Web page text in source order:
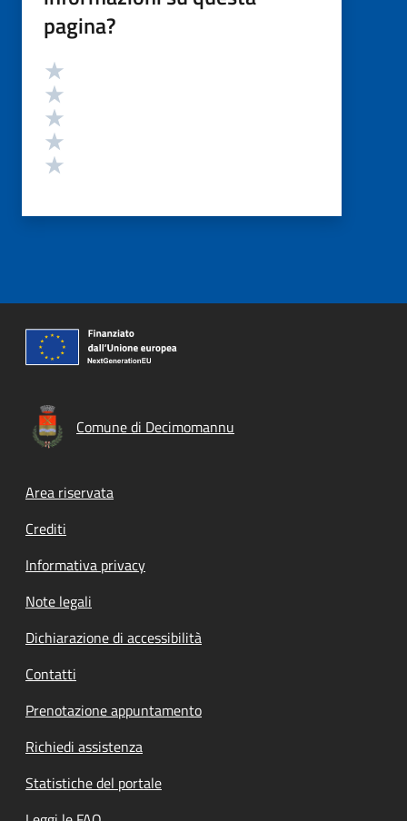
pagina?
Valutazione
Comune di Decimomannu
Footer menu
Area riservata
Crediti
Informativa privacy
Note legali
Dichiarazione di accessibilità
Contatti
Prenotazione appuntamento
Richiedi assistenza
Statistiche del portale